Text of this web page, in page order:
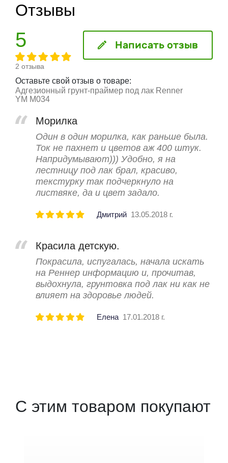
Отзывы
5
2 отзыва
Написать отзыв
Оставьте свой отзыв о товаре:
Адгезионный грунт-праймер под лак Renner
YМ М034
Морилка
Один в один морилка, как раньше была.
Ток не пахнет и цветов аж 400 штук.
Напридумывают))) Удобно, я на
лестницу под лак брал, красиво,
текстурку так подчеркнуло на
листвяке, да и цвет задало.
Дмитрий 13.05.2018 г.
Красила детскую.
Покрасила, испугалась, начала искать
на Реннер информацию и, прочитав,
выдохнула, грунтовка под лак ни как не
влияет на здоровье людей.
Елена 17.01.2018 г.